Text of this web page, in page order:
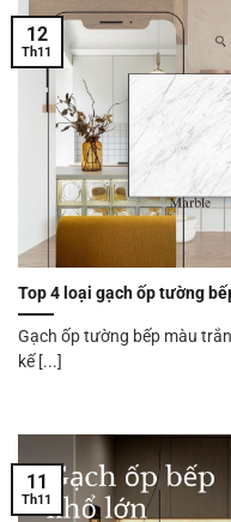
Top 4 loại gạch ốp tường
Gạch ốp tường bếp màu
kế [...]
12
Th11
11
Th11